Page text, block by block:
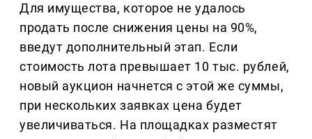
Для имущества, которое не удалось
продать после снижения цены на 90%,
введут дополнительный этап. Если
стоимость лота превышает 10 тыс. рублей,
новый аукцион начнется с этой же суммы,
при нескольких заявках цена будет
увеличиваться. На площадках разместят